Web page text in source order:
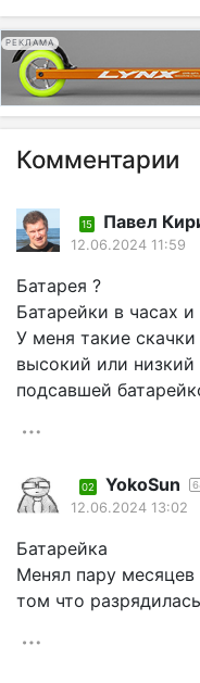
РЕКЛАМА
Комментарии
15 Павел
12.06.2024 11:59
Батарея ?
Батарейки в часах
У меня такие
высокий или
подсавшей
02 YokoSun
12.06.2024 13:02
Батарейка
Менял пару
том что